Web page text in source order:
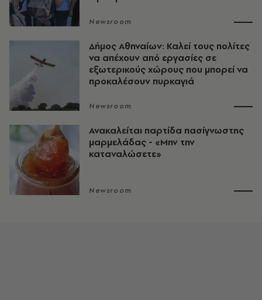
Newsroom
Δήμος Αθηναίων: Καλεί τους πολίτες
να απέχουν από εργασίες σε
εξωτερικούς χώρους που μπορεί να
προκαλέσουν πυρκαγιά
Newsroom
Ανακαλείται παρτίδα πασίγνωστης
μαρμελάδας - «Μην την
καταναλώσετε»
Newsroom